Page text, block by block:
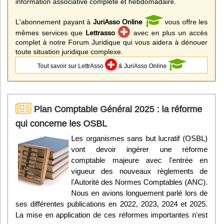
L'abonnement payant à JuriAsso Online
vous offre les
mêmes services que Lettrasso
avec en plus un accès
complet à notre Forum Juridique qui vous aidera à dénouer
toute situation juridique complexe.
Tout savoir sur LettrAsso & JuriAsso Online
Plan Comptable Général 2025 : la réforme
qui concerne les OSBL
Les organismes sans but lucratif (OSBL)
vont devoir ingérer une réforme
comptable majeure avec l'entrée en
vigueur des nouveaux règlements de
l'Autorité des Normes Comptables (ANC).
Nous en avions longuement parlé lors de
ses différentes publications en 2022, 2023, 2024 et 2025.
La mise en application de ces réformes importantes n'est